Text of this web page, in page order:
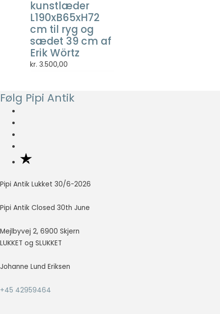
kunstlæder
L190xB65xH72
cm til ryg og
sædet 39 cm af
Erik Wörtz
kr. 3.500,00
Følg Pipi Antik
Pipi Antik Lukket 30/6-2026
Pipi Antik Closed 30th June
Mejlbyvej 2, 6900 Skjern
LUKKET og SLUKKET
Johanne Lund Eriksen
+45 42959464
Marketing
Marketing
cookies
bruges til at
spore
besøgende
at vise
enkelte
dermed mere
værdifulde
og
annoncører.